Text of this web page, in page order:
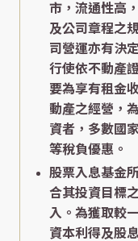
市，流通性高
及公司章程之
司營運亦有決
行使依不動產
要為享有租金
動產之經營，
資者，多數國
等稅負優惠。
股票入息基金
合其投資目標
入。為獲取較
資本利得及股